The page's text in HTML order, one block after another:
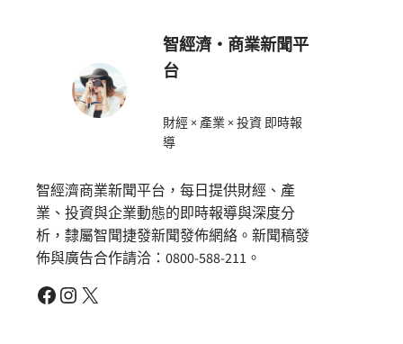
智經濟・商業新聞平
台
財經 × 產業 × 投資 即時報
導
智經濟商業新聞平台，每日提供財經、產
業、投資與企業動態的即時報導與深度分
析，隸屬智聞捷發新聞發佈網絡。新聞稿發
佈與廣告合作請洽：0800-588-211。
Facebook Instagram X